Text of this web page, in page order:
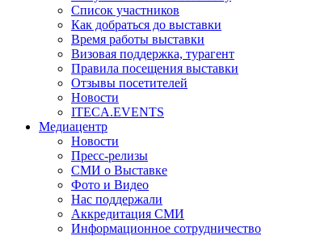
Список участников
Как добраться до выставки
Время работы выставки
Визовая поддержка, турагент
Правила посещения выставки
Отзывы посетителей
Новости
ITECA.EVENTS
Медиацентр
Новости
Пресс-релизы
СМИ о Выставке
Фото и Видео
Нас поддержали
Аккредитация СМИ
Информационное сотрудничество